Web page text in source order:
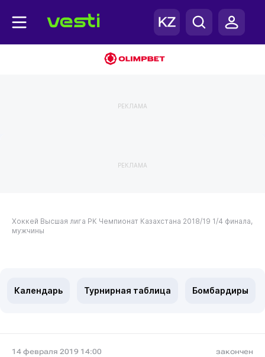
РЕКЛАМА
РЕКЛАМА
Хоккей Высшая лига РК Чемпионат Казахстана 2018/19 1/4 финала,
мужчины
Календарь Турнирная таблица Бомбардиры
14 февраля 2019 14:00 закончен